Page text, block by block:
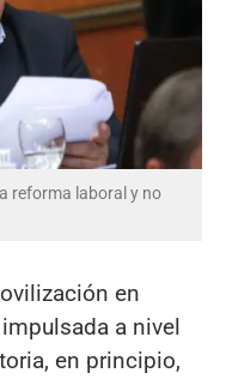
reforma laboral y no
en
a nivel
en principio,